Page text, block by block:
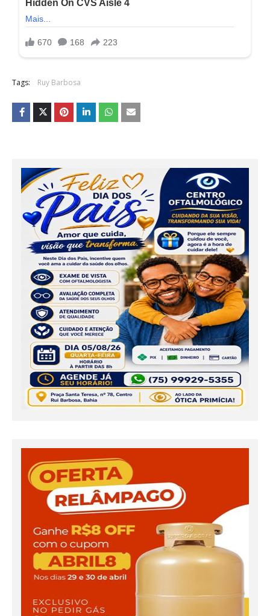
Tags: Ruy Barbosa